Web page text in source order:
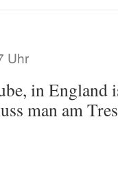
Uhr
in England
man am